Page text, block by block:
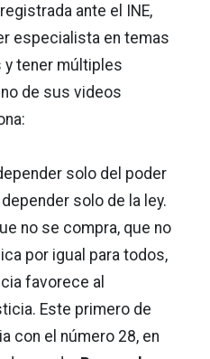
ante el INE,
especialista en temas
y tener múltiples
de sus videos
solo del poder
solo de la ley.
no se compra, que no
por igual para todos,
favorece al
Este primero de
con el número 28, en